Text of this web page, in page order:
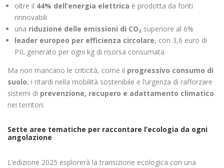
oltre il 44% dell’energia elettrica è prodotta da fonti
rinnovabili
una riduzione delle emissioni di CO₂ superiore al 6%
leader europeo per efficienza circolare, con 3,6 euro di
PIL generato per ogni kg di risorsa consumata
Ma non mancano le criticità, come il progressivo consumo di
suolo, i ritardi nella mobilità sostenibile e l’urgenza di rafforzare
sistemi di prevenzione, recupero e adattamento climatico
nei territori.
Sette aree tematiche per raccontare l’ecologia da ogni
angolazione
L’edizione 2025 esplorerà la transizione ecologica con una